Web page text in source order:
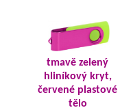
tmavě zelený
hliníkový kryt,
červené plastové
tělo